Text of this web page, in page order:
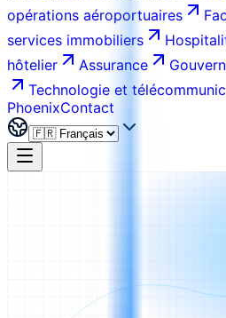
opérations aéroportuaires
services immobiliers
hôtelier
Assurance
Technologie et
PhoenixContact